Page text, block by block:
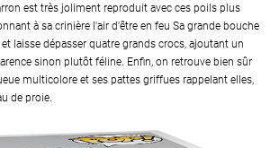
est très joliment reproduit avec ces poils plus
à sa crinière l'air d'être en feu Sa grande bouche
laisse dépasser quatre grands crocs, ajoutant un
sinon plutôt féline. Enfin, on retrouve bien sûr
multicolore et ses pattes griffues rappelant elles,
de proie.